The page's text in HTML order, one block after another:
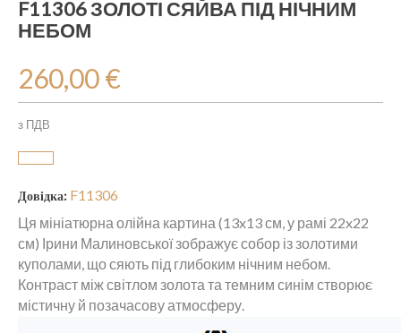
F11306 ЗОЛОТІ СЯЙВА ПІД НІЧНИМ
НЕБОМ
260,00 €
з ПДВ
Довідка: F11306
Ця мініатюрна олійна картина (13x13 см, у рамі 22x22
см) Ірини Малиновської зображує собор із золотими
куполами, що сяють під глибоким нічним небом.
Контраст між світлом золота та темним синім створює
містичну й позачасову атмосферу.